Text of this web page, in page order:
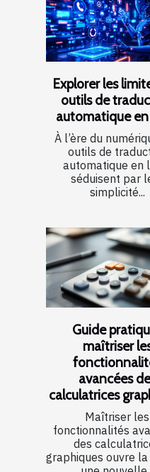
Explorer les
outils de
automatique
À l’ère du
outils de
automatique en
séduisent par
simplicité...
Guide
maîtriser
avancées
calculatrices
Maîtriser les
fonctionnalités
des
graphiques ouvre